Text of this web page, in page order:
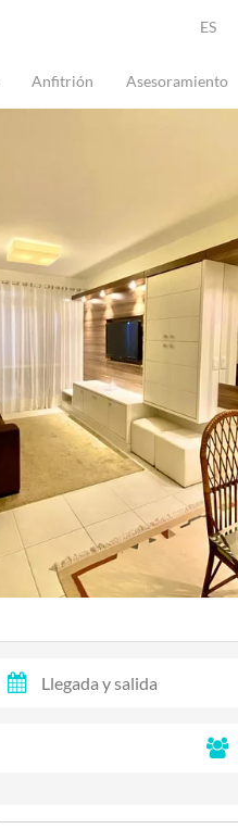
ES
Anfitrión Asesoramiento